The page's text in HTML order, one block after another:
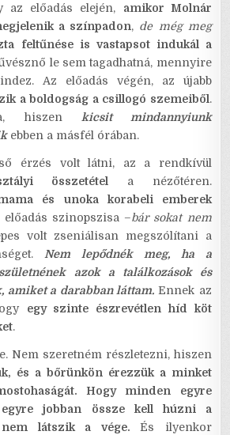
az előadás elején, amikor Molnár
a színpadon, de még meg
feltűnése is vastapsot indukál a
le sem tagadhatná, mennyire
Az előadás végén, az újabb
a boldogság a csillogó szemeiből.
hiszen kicsit mindannyiunk
ebben a másfél órában.
érzés volt látni, az a rendkívül
összetétel a nézőtéren.
és unoka korabeli emberek
előadás szinopszisa –bár sokat nem
volt zseniálisan megszólítani a
Nem lepődnék meg, ha a
azok a találkozások és
amiket a darabban láttam. Ennek az
egy szinte észrevétlen híd köt
.
Nem szeretném részletezni, hiszen
és a bőrünkön érezzük a minket
Hogy minden egyre
egyre jobban össze kell húzni a
nem látszik a vége.És ilyenkor